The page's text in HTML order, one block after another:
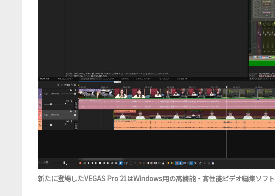
新たに登場したVEGAS Pro 21はWindows用の高機能・高性能ビデオ編集ソフト